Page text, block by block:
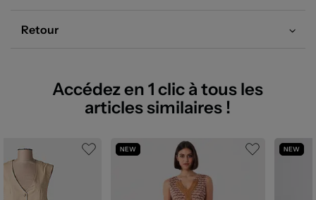
Retour
Accédez en 1 clic à tous les
articles similaires !
NEW NEW